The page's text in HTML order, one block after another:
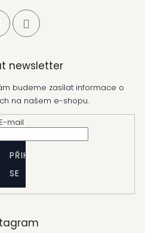
newsletter
budeme zasílat informace o
na našem e-shopu.
E-mail
PŘIHLÁSIT
SE